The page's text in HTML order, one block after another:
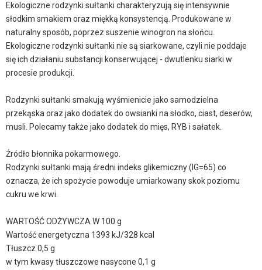
Ekologiczne rodzynki sułtanki charakteryzują się intensywnie
słodkim smakiem oraz miękką konsystencją. Produkowane w
naturalny sposób, poprzez suszenie winogron na słońcu.
Ekologiczne rodzynki sułtanki nie są siarkowane, czyli nie poddaje
się ich działaniu substancji konserwującej - dwutlenku siarki w
procesie produkcji.
Rodzynki sułtanki smakują wyśmienicie jako samodzielna
przekąska oraz jako dodatek do owsianki na słodko, ciast, deserów,
musli. Polecamy także jako dodatek do mięs, RYB i sałatek.
Źródło błonnika pokarmowego.
Rodzynki sułtanki mają średni indeks glikemiczny (IG=65) co
oznacza, że ich spożycie powoduje umiarkowany skok poziomu
cukru we krwi.
WARTOŚĆ ODŻYWCZA W 100 g
Wartość energetyczna 1393 kJ/328 kcal
Tłuszcz 0,5 g
w tym kwasy tłuszczowe nasycone 0,1 g